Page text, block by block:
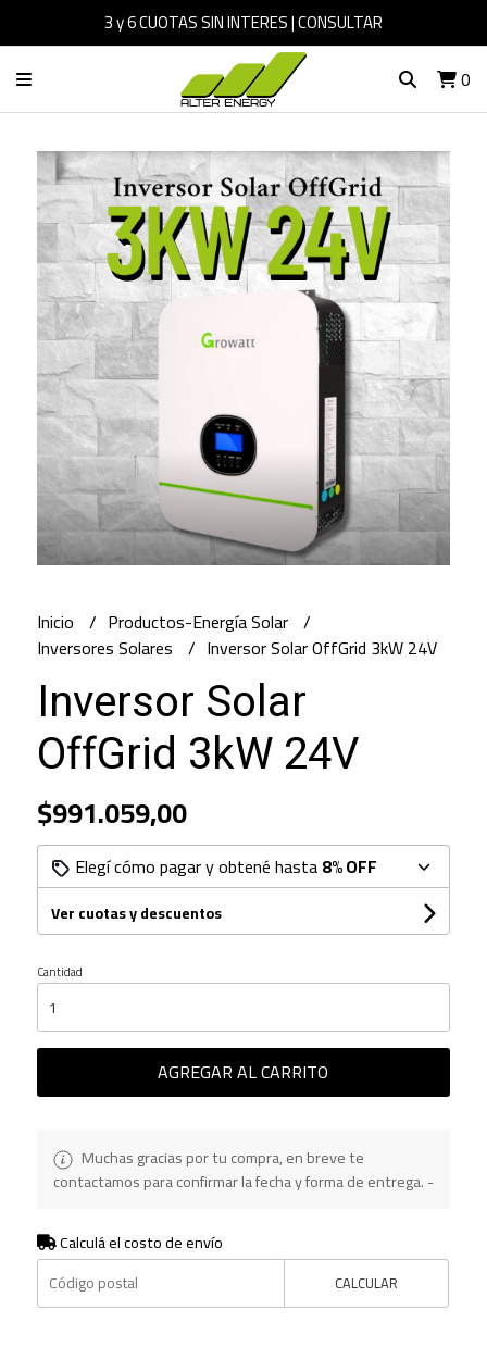
3 y 6 CUOTAS SIN INTERES | CONSULTAR
0
Inicio
Productos-Energía Solar
Inversores Solares
Inversor Solar OffGrid 3kW 24V
Inversor Solar
OffGrid 3kW 24V
$991.059,00
Elegí cómo pagar y obtené hasta8% OFF
Ver cuotas y descuentos
Cantidad
AGREGAR AL CARRITO
Muchas gracias por tu compra, en breve te
contactamos para confirmar la fecha y forma de entrega. -
Calculá el costo de envío
CALCULAR